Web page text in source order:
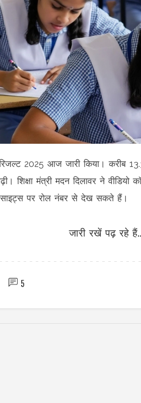
रिजल्ट 2025 आज जारी किया। करीब
शिक्षा मंत्री मदन दिलावर ने
पर रोल नंबर से देख सकते हैं।
जारी रखें पढ़ रहे
5